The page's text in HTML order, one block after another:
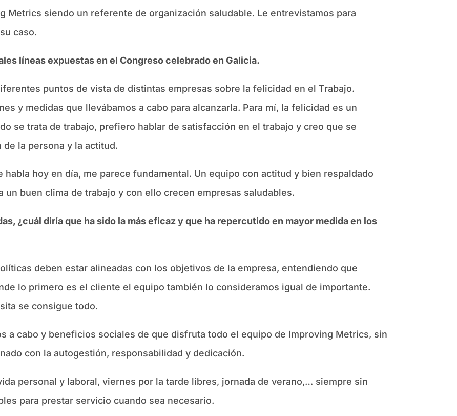
Metrics siendo un referente de organización saludable. Le entrevistamos para
caso.
líneas expuestas en el Congreso celebrado en Galicia.
puntos de vista de distintas empresas sobre la felicidad en el Trabajo.
y medidas que llevábamos a cabo para alcanzarla. Para mí, la felicidad es un
se trata de trabajo, prefiero hablar de satisfacción en el trabajo y creo que se
la persona y la actitud.
hoy en día, me parece fundamental. Un equipo con actitud y bien respaldado
un buen clima de trabajo y con ello crecen empresas saludables.
¿cuál diría que ha sido la más eficaz y que ha repercutido en mayor medida en los
deben estar alineadas con los objetivos de la empresa, entendiendo que
lo primero es el cliente el equipo también lo consideramos igual de importante.
se consigue todo.
a cabo y beneficios sociales de que disfruta todo el equipo de Improving Metrics, sin
con la autogestión, responsabilidad y dedicación.
personal y laboral, viernes por la tarde libres, jornada de verano,… siempre sin
para prestar servicio cuando sea necesario.